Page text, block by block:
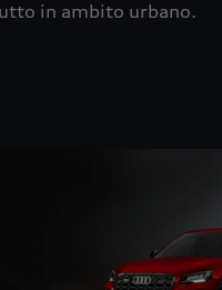
in ambito urbano.